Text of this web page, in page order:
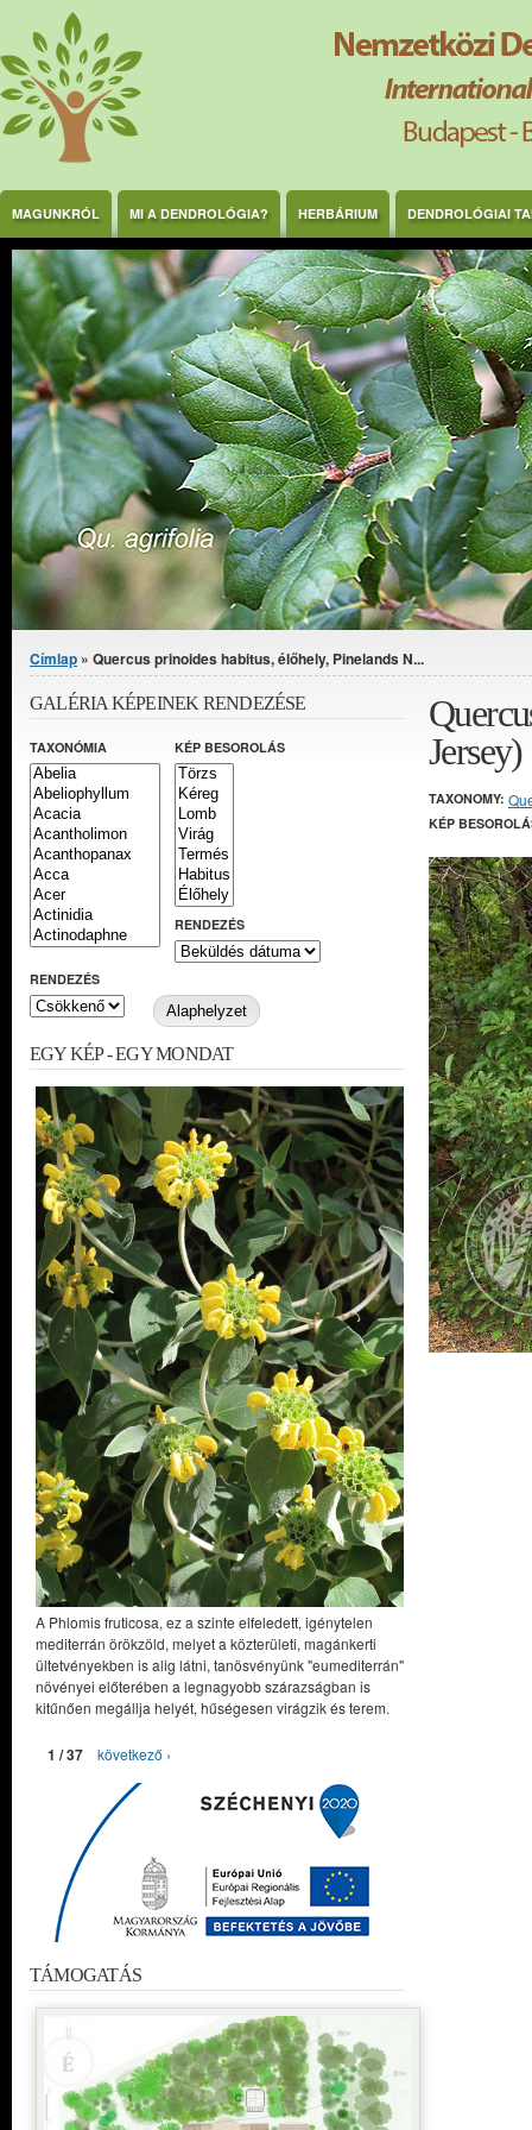
Ugrás a tartalomra
MAGUNKRÓL MI A DENDROLÓGIA? HERBÁRIUM DENDROLÓGIAI
Jelenlegi hely
Címlap » Quercus prinoides habitus, élőhely, Pinelands N...
Jersey)
TAXONOMY:
KÉP
GALÉRIA KÉPEINEK RENDEZÉSE
TAXONÓMIA KÉP BESOROLÁS
RENDEZÉS
RENDEZÉS
EGY KÉP - EGY MONDAT
A Phlomis fruticosa, ez a szinte elfeledett, igénytelen
mediterrán örökzöld, melyet a közterületi, magánkerti
ültetvényekben is alig látni, tanösvényünk "eumediterrán"
növényei előterében a legnagyobb szárazságban is
kitűnően megállja helyét, hűségesen virágzik és terem.
1 / 37 következő ›
TÁMOGATÁS